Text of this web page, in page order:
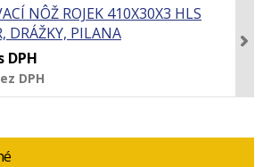
NÔŽ ROJEK 410X30X3 HLS
DRÁŽKY, PILANA
DPH
DPH